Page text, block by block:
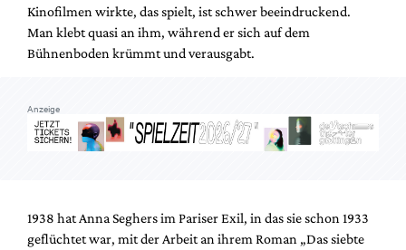
Kinofilmen wirkte, das spielt, ist schwer beeindruckend.
Man klebt quasi an ihm, während er sich auf dem
Bühnenboden krümmt und verausgabt.
Anzeige
1938 hat Anna Seghers im Pariser Exil, in das sie schon 1933
geflüchtet war, mit der Arbeit an ihrem Roman „Das siebte